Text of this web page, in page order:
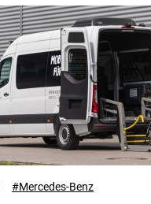
#Mercedes-Benz